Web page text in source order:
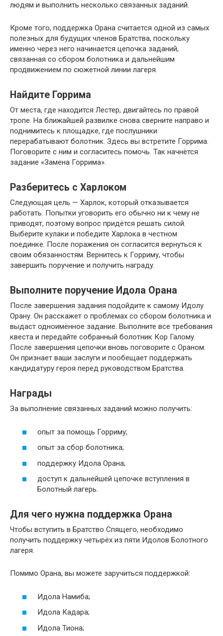
людям и выполнить несколько связанных заданий.
Кроме того, поддержка Орана считается одной из самых
полезных для будущих членов Братства, поскольку
именно через него начинается цепочка заданий,
связанная со сбором болотника и дальнейшим
продвижением по сюжетной линии лагеря.
Найдите Горрима
От места, где находится Лестер, двигайтесь по правой
тропе. На ближайшей развилке снова сверните направо и
поднимитесь к площадке, где послушники
перерабатывают болотник. Здесь вы встретите Горрима.
Поговорите с ним и согласитесь помочь. Так начнётся
задание «Замена Горрима».
Разберитесь с Харлоком
Следующая цель — Харлок, который отказывается
работать. Попытки уговорить его обычно ни к чему не
приводят, поэтому вопрос придётся решать силой.
Выберите кулаки и победите Харлока в честном
поединке. После поражения он согласится вернуться к
своим обязанностям. Вернитесь к Горриму, чтобы
завершить поручение и получить награду.
Выполните поручение Идола Орана
После завершения задания подойдите к самому Идолу
Орану. Он расскажет о проблемах со сбором болотника и
выдаст одноимённое задание. Выполните все требования
квеста и передайте собранный болотник Кор Галому.
После завершения цепочки вновь поговорите с Ораном.
Он признает ваши заслуги и пообещает поддержать
кандидатуру героя перед руководством Братства.
Награды
За выполнение связанных заданий можно получить:
опыт за помощь Горриму;
опыт за сбор болотника;
поддержку Идола Орана;
доступ к дальнейшей цепочке вступления в
Болотный лагерь.
Для чего нужна поддержка Орана
Чтобы вступить в Братство Спящего, необходимо
получить поддержку четырёх из пяти Идолов Болотного
лагеря.
Помимо Орана, вы можете заручиться поддержкой:
Идола Намиба;
Идола Кадара;
Идола Тиона;